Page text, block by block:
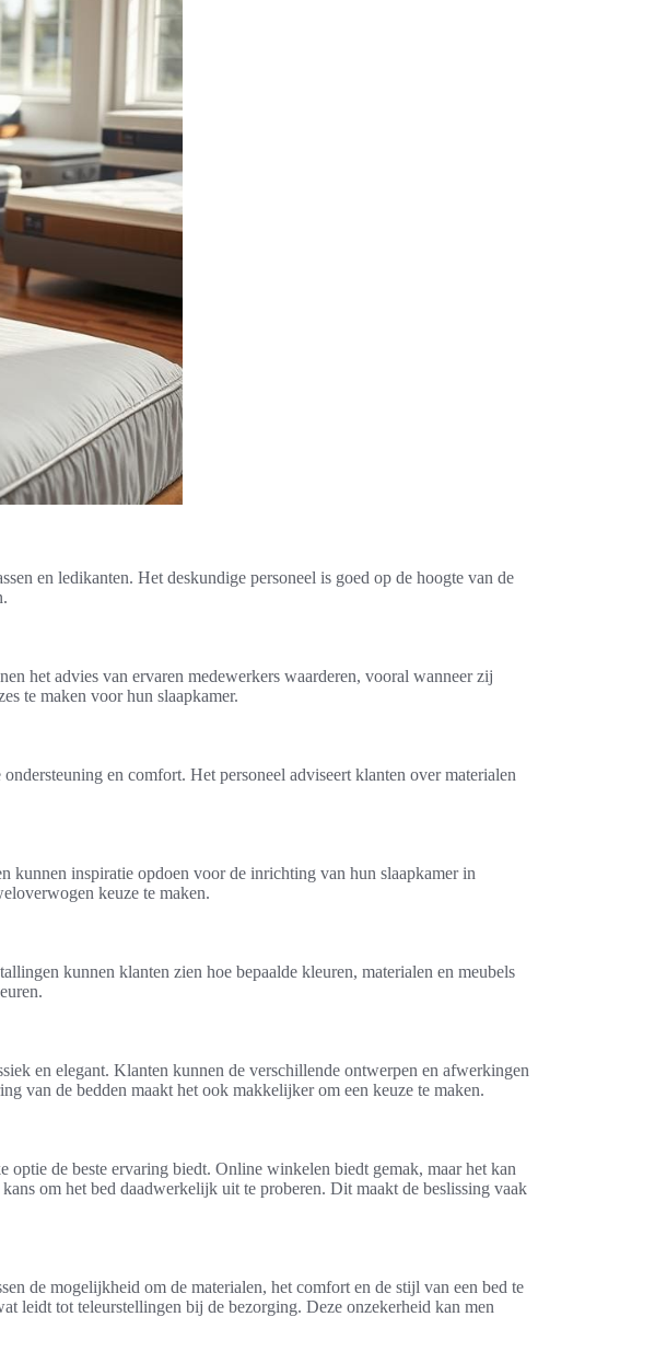
en ledikanten. Het deskundige personeel is goed op de hoogte van de
het advies van ervaren medewerkers waarderen, vooral wanneer zij
te maken voor hun slaapkamer.
en comfort. Het personeel adviseert klanten over materialen
kunnen inspiratie opdoen voor de inrichting van hun slaapkamer in
keuze te maken.
kunnen klanten zien hoe bepaalde kleuren, materialen en meubels
en elegant. Klanten kunnen de verschillende ontwerpen en afwerkingen
van de bedden maakt het ook makkelijker om een keuze te maken.
de beste ervaring biedt. Online winkelen biedt gemak, maar het kan
om het bed daadwerkelijk uit te proberen. Dit maakt de beslissing vaak
de mogelijkheid om de materialen, het comfort en de stijl van een bed te
leidt tot teleurstellingen bij de bezorging. Deze onzekerheid kan men